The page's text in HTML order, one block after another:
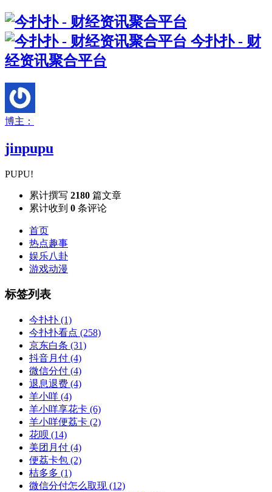
今扑扑 - 财
经资讯聚合平台
博主：
jinpupu
PUPU!
累计撰写 2180 篇文章
累计收到 0 条评论
首页
热点趣事
娱乐八卦
游戏动漫
标签列表
今扑扑 (1)
今扑扑看点 (258)
京东白条 (31)
抖音月付 (4)
微信分付 (4)
退息退费 (4)
羊小咩 (4)
羊小咩享花卡 (6)
羊小咩便荔卡 (2)
花呗 (14)
美团月付 (4)
便荔卡包 (2)
桔多多 (1)
微信分付怎么取现 (12)